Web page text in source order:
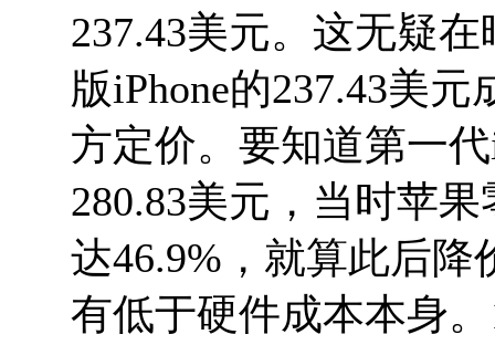
237.43美元。这无疑
版iPhone的237.43美
方定价。要知道第一
280.83美元，当时苹
达46.9%，就算此后降
有低于硬件成本本身